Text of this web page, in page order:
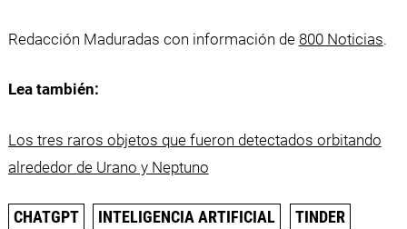
Redacción Maduradas con información de 800 Noticias.
Lea también:
Los tres raros objetos que fueron detectados orbitando
alrededor de Urano y Neptuno
CHATGPT INTELIGENCIA ARTIFICIAL TINDER